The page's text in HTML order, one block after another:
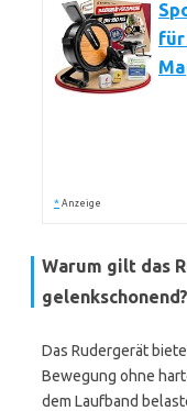
für
* Anzeige
Warum gilt das
gelenkschonend?
Das Rudergerät
Bewegung ohne
dem Laufband